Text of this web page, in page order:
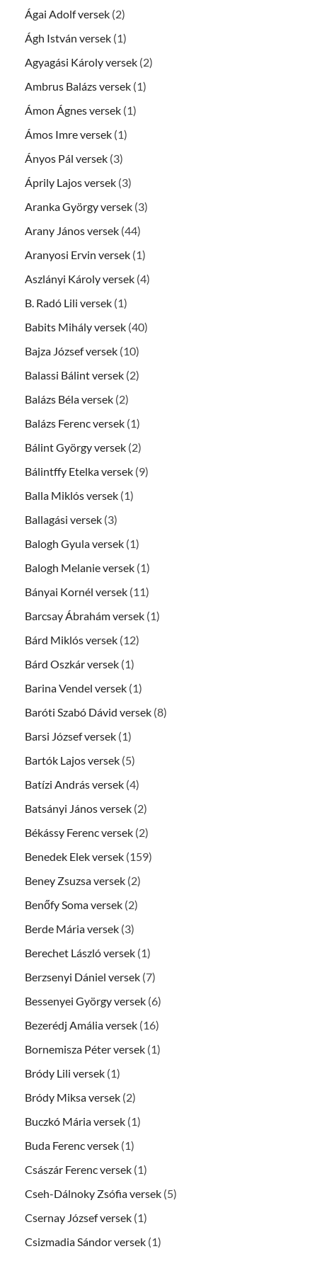
Ágai Adolf versek (2)
Ágh István versek (1)
Agyagási Károly versek (2)
Ambrus Balázs versek (1)
Ámon Ágnes versek (1)
Ámos Imre versek (1)
Ányos Pál versek (3)
Áprily Lajos versek (3)
Aranka György versek (3)
Arany János versek (44)
Aranyosi Ervin versek (1)
Aszlányi Károly versek (4)
B. Radó Lili versek (1)
Babits Mihály versek (40)
Bajza József versek (10)
Balassi Bálint versek (2)
Balázs Béla versek (2)
Balázs Ferenc versek (1)
Bálint György versek (2)
Bálintffy Etelka versek (9)
Balla Miklós versek (1)
Ballagási versek (3)
Balogh Gyula versek (1)
Balogh Melanie versek (1)
Bányai Kornél versek (11)
Barcsay Ábrahám versek (1)
Bárd Miklós versek (12)
Bárd Oszkár versek (1)
Barina Vendel versek (1)
Baróti Szabó Dávid versek (8)
Barsi József versek (1)
Bartók Lajos versek (5)
Batízi András versek (4)
Batsányi János versek (2)
Békássy Ferenc versek (2)
Benedek Elek versek (159)
Beney Zsuzsa versek (2)
Benőfy Soma versek (2)
Berde Mária versek (3)
Berechet László versek (1)
Berzsenyi Dániel versek (7)
Bessenyei György versek (6)
Bezerédj Amália versek (16)
Bornemisza Péter versek (1)
Bródy Lili versek (1)
Bródy Miksa versek (2)
Buczkó Mária versek (1)
Buda Ferenc versek (1)
Császár Ferenc versek (1)
Cseh-Dálnoky Zsófia versek (5)
Csernay József versek (1)
Csizmadia Sándor versek (1)